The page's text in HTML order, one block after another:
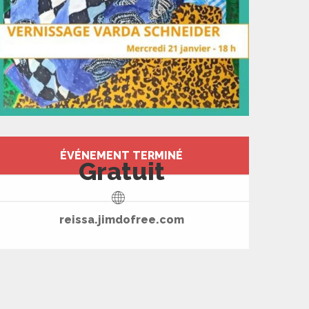
et
ÉVÉNEMENT TERMINÉ
Gratuit
reissa.jimdofree.com